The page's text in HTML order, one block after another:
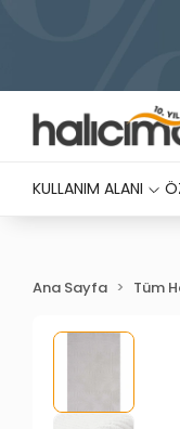
KULLANIM ALANI
Ana Sayfa Tüm